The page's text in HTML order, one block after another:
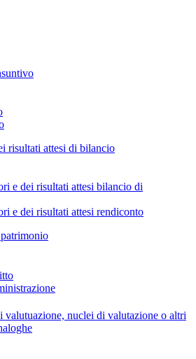
risultati attesi di bilancio
e dei risultati attesi bilancio di
e dei risultati attesi rendiconto
valutuazione, nuclei di valutazione o altri